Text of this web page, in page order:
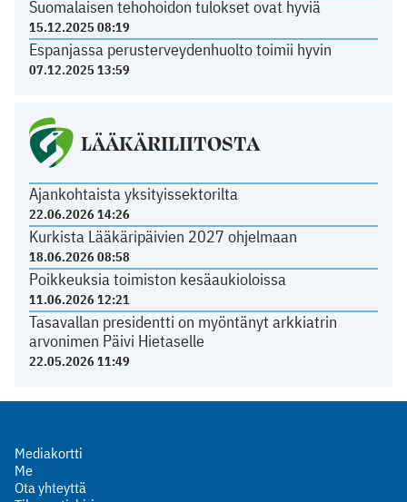
Suomalaisen tehohoidon tulokset ovat hyviä
15.12.2025 08:19
Espanjassa perusterveydenhuolto toimii hyvin
07.12.2025 13:59
LÄÄKÄRILIITOSTA
Ajankohtaista yksityissektorilta
22.06.2026 14:26
Kurkista Lääkäripäivien 2027 ohjelmaan
18.06.2026 08:58
Poikkeuksia toimiston kesäaukioloissa
11.06.2026 12:21
Tasavallan presidentti on myöntänyt arkkiatrin
arvonimen Päivi Hietaselle
22.05.2026 11:49
Mediakortti
Me
Ota yhteyttä